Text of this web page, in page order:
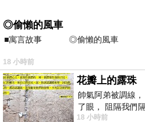
◎偷懶的風車
■寓言故事 ◎偷懶的風車
⊕潘文良
常颳風的山丘上—&m
18 小時前
花瓣上的露珠
帥氣阿弟被調線
了眼， 阻隔我們
什麼顏色衣服， 不
18 小時前